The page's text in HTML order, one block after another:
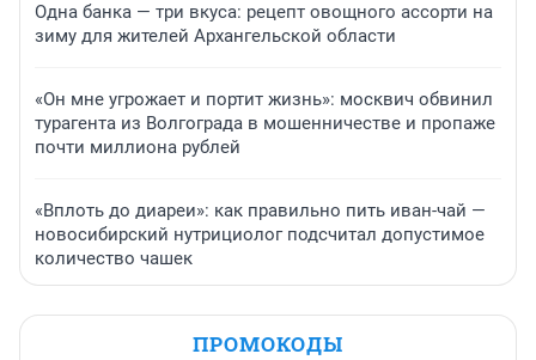
Одна банка — три вкуса: рецепт овощного ассорти на
зиму для жителей Архангельской области
«Он мне угрожает и портит жизнь»: москвич обвинил
турагента из Волгограда в мошенничестве и пропаже
почти миллиона рублей
«Вплоть до диареи»: как правильно пить иван-чай —
новосибирский нутрициолог подсчитал допустимое
количество чашек
ПРОМОКОДЫ